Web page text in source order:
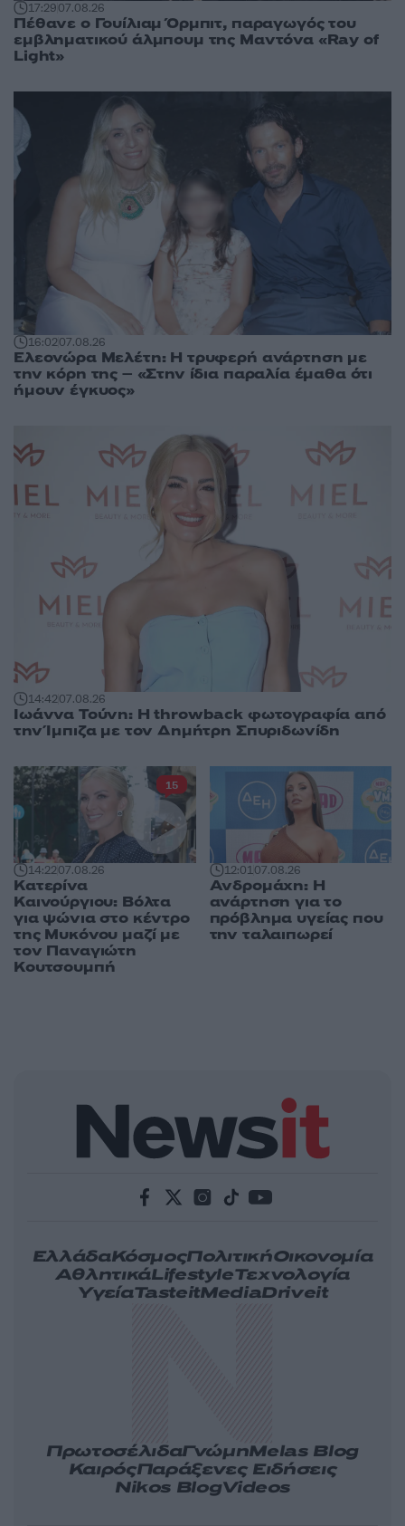
17:2907.08.26
Πέθανε ο Γουίλιαμ Όρμπιτ, παραγωγός του
εμβληματικού άλμπουμ της Μαντόνα «Ray of
Light»
16:0207.08.26
Ελεονώρα Μελέτη: Η τρυφερή ανάρτηση με
την κόρη της – «Στην ίδια παραλία έμαθα ότι
ήμουν έγκυος»
14:4207.08.26
Ιωάννα Τούνη: Η throwback φωτογραφία από
την Ίμπιζα με τον Δημήτρη Σπυριδωνίδη
14:2207.08.26
Κατερίνα
Καινούργιου: Βόλτα
για ψώνια στο κέντρο
της Μυκόνου μαζί με
τον Παναγιώτη
Κουτσουμπή
15
12:0107.08.26
Ανδρομάχη: Η
ανάρτηση για το
πρόβλημα υγείας που
την ταλαιπωρεί
ΕλλάδαΚόσμοςΠολιτικήΟικονομία
ΑθλητικάLifestyleΤεχνολογία
ΥγείαTasteitMediaDriveit
ΠρωτοσέλιδαΓνώμηMelas Blog
ΚαιρόςΠαράξενες Ειδήσεις
Nikos BlogVideos